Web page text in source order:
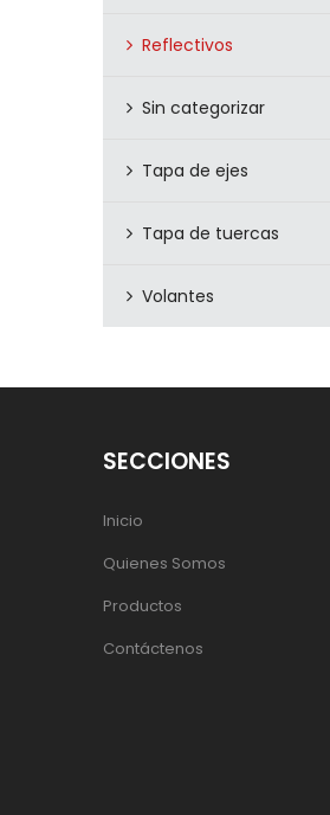
Reflectivos
Sin categorizar
Tapa de ejes
Tapa de tuercas
Volantes
SECCIONES
Inicio
Quienes Somos
Productos
Contáctenos